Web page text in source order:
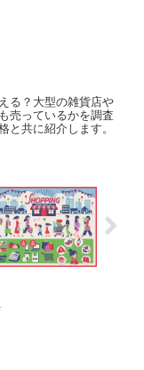
る？大型の雑貨店や
売っているかを調査
と共に紹介します。